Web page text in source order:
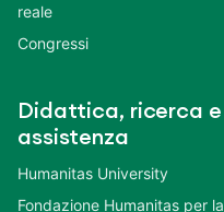
reale
Congressi
Didattica, ricerca e
assistenza
Humanitas University
Fondazione Humanitas per la